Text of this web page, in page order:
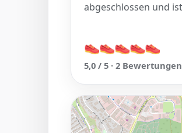
abgeschlossen und
👟
👟👟
👟👟
👟👟
👟👟
👟
5,0 / 5 · 2 Bewertungen